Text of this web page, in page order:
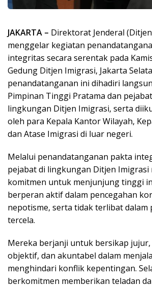
JAKARTA – Direktorat Jenderal
menggelar kegiatan
integritas secara serentak pada
Gedung Ditjen Imigrasi, Jakarta
penandatanganan ini dihadiri
Pimpinan Tinggi Pratama dan
lingkungan Ditjen Imigrasi, serta
oleh para Kepala Kantor Wilayah,
dan Atase Imigrasi di luar negeri.
Melalui penandatanganan pakta
pejabat di lingkungan Ditjen Imigrasi
komitmen untuk menjunjung tinggi
berperan aktif dalam pencegahan
nepotisme, serta tidak terlibat dalam
tercela.
Mereka berjanji untuk bersikap
objektif, dan akuntabel dalam
menghindari konflik kepentingan.
berkomitmen memberikan teladan